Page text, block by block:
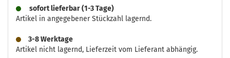
sofort lieferbar (1-3 Tage)
Artikel in angegebener Stückzahl lagernd.
3-8 Werktage
Artikel nicht lagernd, Lieferzeit vom Lieferant abhängig.